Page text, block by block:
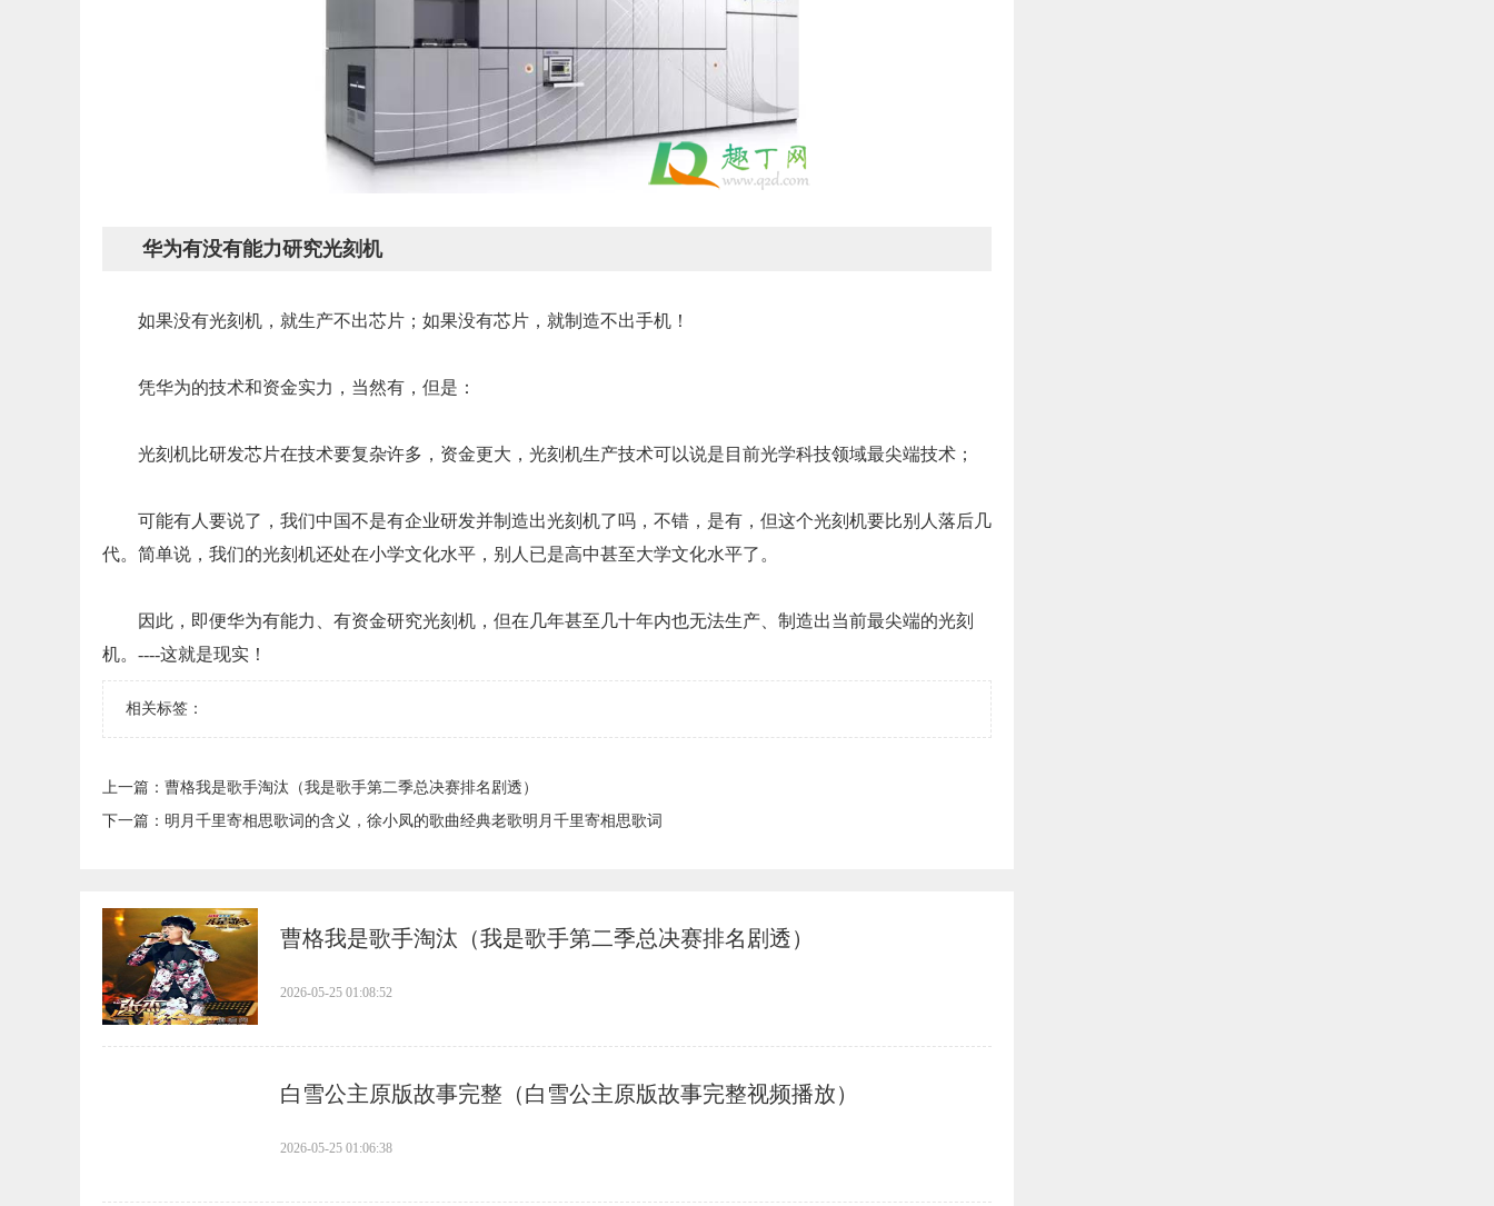
华为有没有能力研究光刻机
如果没有光刻机，就生产不出芯片；如果没有芯片，就制造不出手机！
凭华为的技术和资金实力，当然有，但是：
光刻机比研发芯片在技术要复杂许多，资金更大，光刻机生产技术可以说是目前光学科技领域最尖端技术；
可能有人要说了，我们中国不是有企业研发并制造出光刻机了吗，不错，是有，但这个光刻机要比别人落后几
代。简单说，我们的光刻机还处在小学文化水平，别人已是高中甚至大学文化水平了。
因此，即便华为有能力、有资金研究光刻机，但在几年甚至几十年内也无法生产、制造出当前最尖端的光刻
机。----这就是现实！
相关标签：
上一篇： ​曹格我是歌手淘汰（我是歌手第二季总决赛排名剧透）
下一篇： ​明月千里寄相思歌词的含义，徐小凤的歌曲经典老歌明月千里寄相思歌词
​曹格我是歌手淘汰（我是歌手第二季总决赛排名剧透）
2026-05-25 01:08:52
​白雪公主原版故事完整（白雪公主原版故事完整视频播放）
2026-05-25 01:06:38